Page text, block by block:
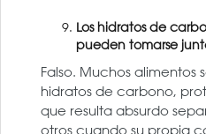
Los hidratos de
pueden tomarse
Falso. Muchos alimentos
hidratos de carbono,
que resulta absurdo
otros cuando su propia